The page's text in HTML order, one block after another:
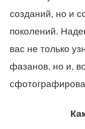
созданий, но и
поколений.
вас не только
фазанов, но и,